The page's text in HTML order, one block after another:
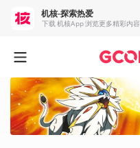
机核-探索热爱
下载 机核App 浏览更多精彩内容